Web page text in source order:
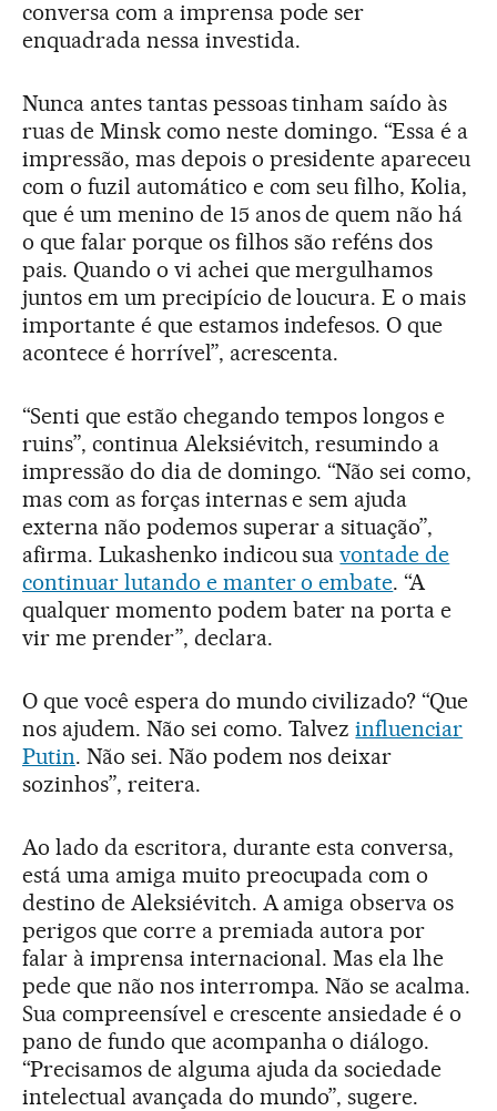
conversa com a imprensa pode ser
enquadrada nessa investida.
Nunca antes tantas pessoas tinham saído às
ruas de Minsk como neste domingo. “Essa é a
impressão, mas depois o presidente apareceu
com o fuzil automático e com seu filho, Kolia,
que é um menino de 15 anos de quem não há
o que falar porque os filhos são reféns dos
pais. Quando o vi achei que mergulhamos
juntos em um precipício de loucura. E o mais
importante é que estamos indefesos. O que
acontece é horrível”, acrescenta.
“Senti que estão chegando tempos longos e
ruins”, continua Aleksiévitch, resumindo a
impressão do dia de domingo. “Não sei como,
mas com as forças internas e sem ajuda
externa não podemos superar a situação”,
afirma. Lukashenko indicou suavontade de
continuar lutando e manter o embate. “A
qualquer momento podem bater na porta e
vir me prender”, declara.
O que você espera do mundo civilizado? “Que
nos ajudem. Não sei como. Talvezinfluenciar
Putin. Não sei. Não podem nos deixar
sozinhos”, reitera.
Ao lado da escritora, durante esta conversa,
está uma amiga muito preocupada com o
destino de Aleksiévitch. A amiga observa os
perigos que corre a premiada autora por
falar à imprensa internacional. Mas ela lhe
pede que não nos interrompa. Não se acalma.
Sua compreensível e crescente ansiedade é o
pano de fundo que acompanha o diálogo.
“Precisamos de alguma ajuda da sociedade
intelectual avançada do mundo”, sugere.